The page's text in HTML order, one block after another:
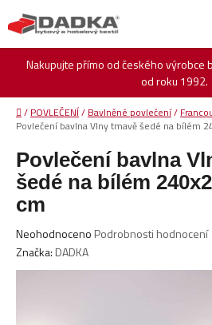
na
obsah
Nakupujte přímo od českého výrobce
od roku 1992.
Domů
/ POVLEČENÍ/ Bavlněné povlečení/
Povlečení bavlna Vlny tmavě šedé na bílém
Povlečení bavlna
šedé na bílém
cm
Průměrné
hodnocení
produktu
Neohodnoceno Podrobnosti hodnocení
Značka: DADKA